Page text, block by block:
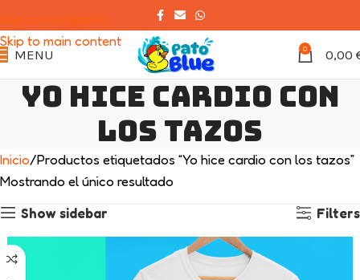
Skip to navigation
Skip to main content
MENU 0 0,00
Yo hice cardio con
los tazos
Inicio Productos etiquetados “Yo hice cardio con los tazos”
Mostrando el único resultado
Show sidebar
Filters